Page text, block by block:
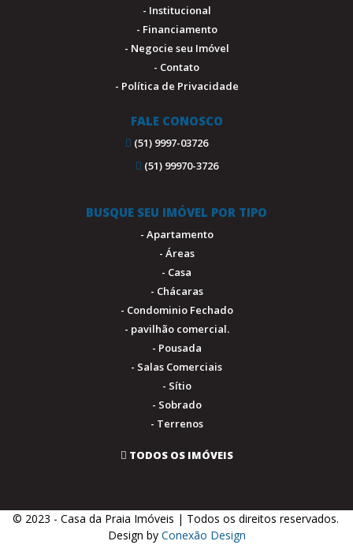
- Institucional
- Financiamento
- Negocie seu Imóvel
- Contato
- Política de Privacidade
FALE CONOSCO
(51) 9997-03726
(51) 99970-3726
BUSQUE SEU IMÓVEL POR TIPO
- Apartamento
- Áreas
- Casa
- Chácaras
- Condominio Fechado
- pavilhão comercial.
- Pousada
- Salas Comerciais
- Sítio
- Sobrado
- Terrenos
TODOS OS IMÓVEIS
© 2023 - Casa da Praia Imóveis | Todos os direitos reservados.
Design byConexão Design